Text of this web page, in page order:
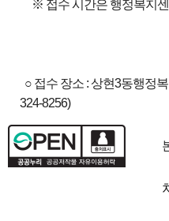
※ 접수 시간은 행정복지센
○ 접수 장소 : 상현3동행정
324-8256)